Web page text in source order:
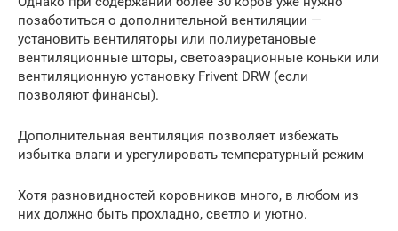
позаботиться о дополнительной вентиляции —
установить вентиляторы или полиуретановые
вентиляционные шторы, светоаэрационные коньки или
вентиляционную установку Frivent DRW (если
позволяют финансы).
Дополнительная вентиляция позволяет избежать
избытка влаги и урегулировать температурный режим
Хотя разновидностей коровников много, в любом из
них должно быть прохладно, светло и уютно.